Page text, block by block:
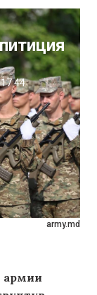
army.md
17:44
армии